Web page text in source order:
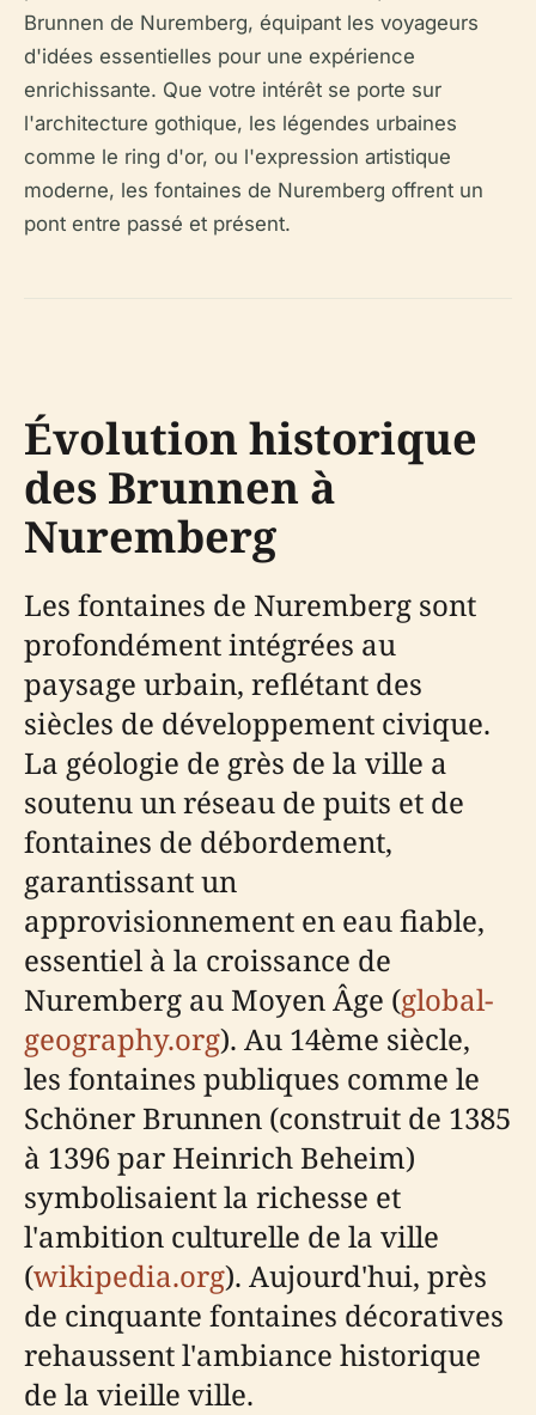
Brunnen de Nuremberg, équipant les voyageurs
d'idées essentielles pour une expérience
enrichissante. Que votre intérêt se porte sur
l'architecture gothique, les légendes urbaines
comme le ring d'or, ou l'expression artistique
moderne, les fontaines de Nuremberg offrent un
pont entre passé et présent.
Évolution historique
des Brunnen à
Nuremberg
Les fontaines de Nuremberg sont
profondément intégrées au
paysage urbain, reflétant des
siècles de développement civique.
La géologie de grès de la ville a
soutenu un réseau de puits et de
fontaines de débordement,
garantissant un
approvisionnement en eau fiable,
essentiel à la croissance de
Nuremberg au Moyen Âge (global-
geography.org). Au 14ème siècle,
les fontaines publiques comme le
Schöner Brunnen (construit de 1385
à 1396 par Heinrich Beheim)
symbolisaient la richesse et
l'ambition culturelle de la ville
(wikipedia.org). Aujourd'hui, près
de cinquante fontaines décoratives
rehaussent l'ambiance historique
de la vieille ville.